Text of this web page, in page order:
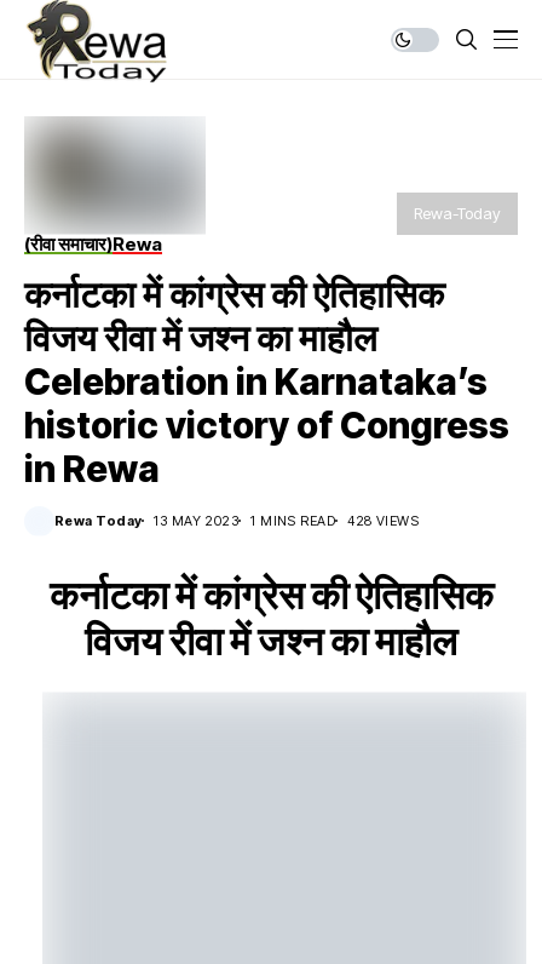
Rewa-Today
(रीवा समाचार)Rewa
कर्नाटका में कांग्रेस की ऐतिहासिक
विजय रीवा में जश्न का माहौल
Celebration in Karnataka’s
historic victory of Congress
in Rewa
Rewa Today 13 MAY 2023 1 MINS READ 428 VIEWS
कर्नाटका में कांग्रेस की ऐतिहासिक
विजय रीवा में जश्न का माहौल